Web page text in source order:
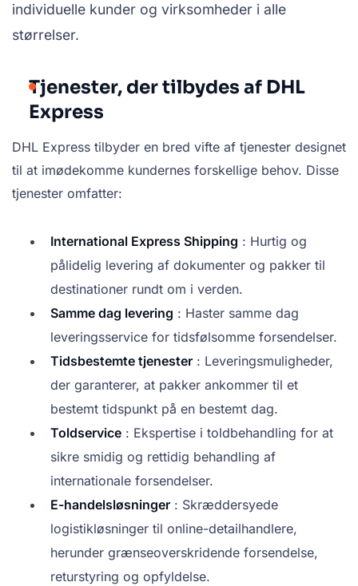
individuelle kunder og virksomheder i alle
størrelser.
Tjenester, der tilbydes af DHL
Express
DHL Express tilbyder en bred vifte af tjenester designet
til at imødekomme kundernes forskellige behov. Disse
tjenester omfatter:
International Express Shipping : Hurtig og
pålidelig levering af dokumenter og pakker til
destinationer rundt om i verden.
Samme dag levering : Haster samme dag
leveringsservice for tidsfølsomme forsendelser.
Tidsbestemte tjenester : Leveringsmuligheder,
der garanterer, at pakker ankommer til et
bestemt tidspunkt på en bestemt dag.
Toldservice : Ekspertise i toldbehandling for at
sikre smidig og rettidig behandling af
internationale forsendelser.
E-handelsløsninger : Skræddersyede
logistikløsninger til online-detailhandlere,
herunder grænseoverskridende forsendelse,
returstyring og opfyldelse.